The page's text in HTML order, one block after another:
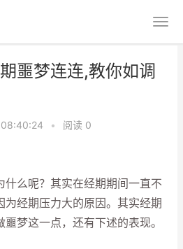
噩梦连连,教你如调
• 阅读 0
什么呢？其实在经期期间一直不
为经期压力大的原因。其实经期
梦这一点，还有下述的表现。